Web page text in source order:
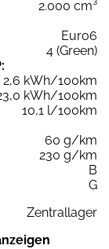
2.000 cm³
Euro6
4 (Green)
2,6 kWh/100km
kWh/100km
10,1 l/100km
60 g/km
230 g/km
B
G
Zentrallager